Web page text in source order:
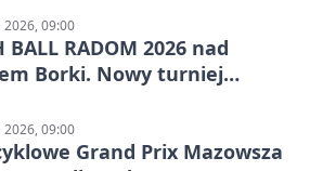
09:00
BALL RADOM 2026 nad
Borki. Nowy turniej
09:00
Grand Prix Mazowsza